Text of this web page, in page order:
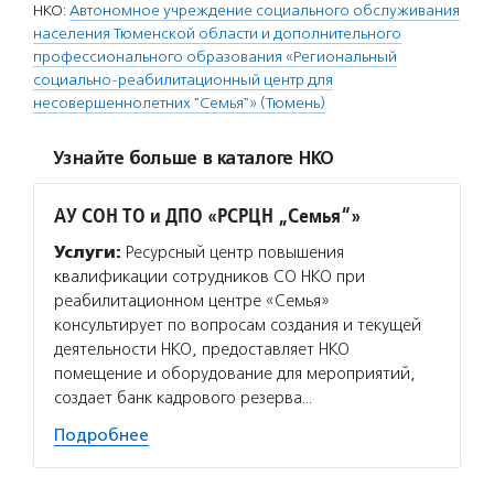
НКО: Автономное учреждение социального обслуживания
населения Тюменской области и дополнительного
профессионального образования «Региональный
социально-реабилитационный центр для
несовершеннолетних "Семья"» (Тюмень)
Узнайте больше в каталоге НКО
АУ СОН ТО и ДПО «РСРЦН „Семья“»
Услуги: Ресурсный центр повышения
квалификации сотрудников СО НКО при
реабилитационном центре «Семья»
консультирует по вопросам создания и текущей
деятельности НКО, предоставляет НКО
помещение и оборудование для мероприятий,
создает банк кадрового резерва…
Подробнее